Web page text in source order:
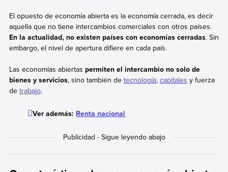
El opuesto de economía abierta es la economía cerrada, es decir
aquella que no tiene intercambios comerciales con otros países.
En la actualidad, no existen países con economías cerradas. Sin
embargo, el nivel de apertura difiere en cada país.
Las economías abiertas permiten el intercambio no solo de
bienes y servicios, sino también de tecnología, capitales y fuerza
de trabajo.
Ver además: Renta nacional